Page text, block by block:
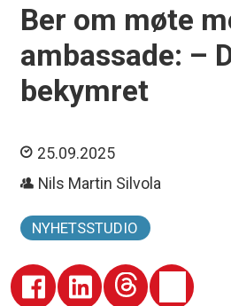
Ber om møte
ambassade: –
bekymret
25.09.2025
Nils Martin Silvola
NYHETSSTUDIO